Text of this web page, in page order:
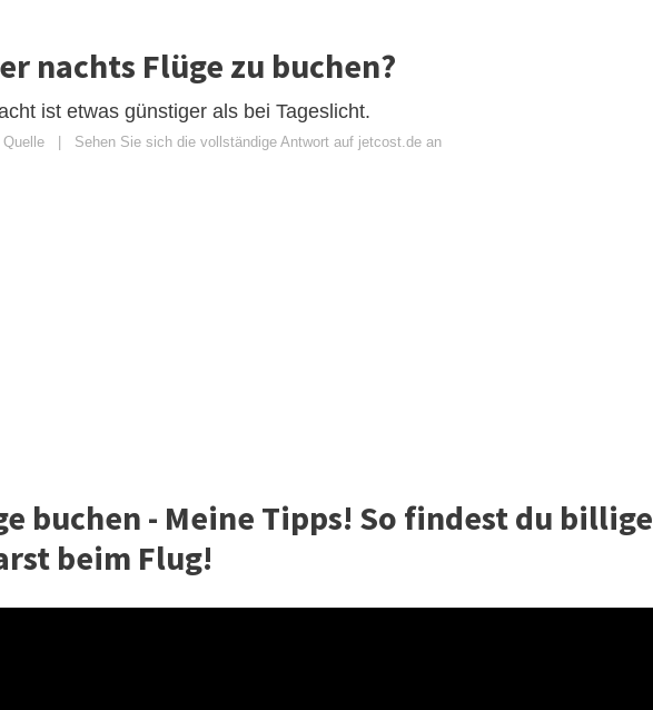
nachts Flüge zu buchen?
ist etwas günstiger als bei Tageslicht.
Sehen Sie sich die vollständige Antwort auf jetcost.de an
buchen - Meine Tipps! So findest du billige
beim Flug!